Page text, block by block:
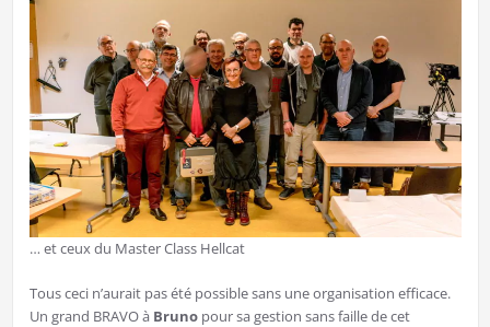
… et ceux du Master Class Hellcat
Tous ceci n’aurait pas été possible sans une organisation efficace.
Un grand BRAVO à Brunopour sa gestion sans faille de cet